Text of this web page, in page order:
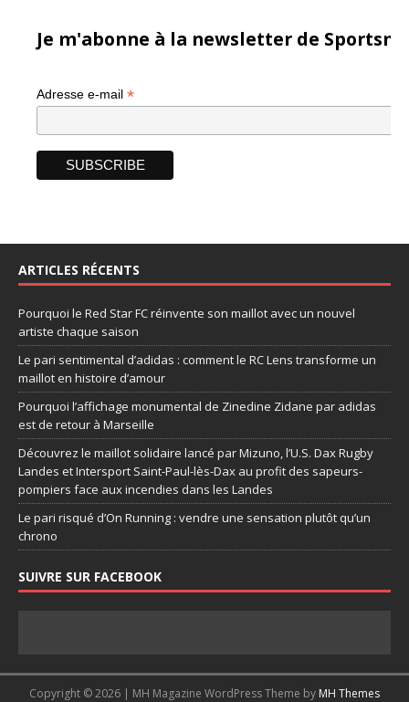
Je m'abonne à la newsletter de
Adresse e-mail *
ARTICLES RÉCENTS
Pourquoi le Red Star FC réinvente son maillot avec un nouvel
artiste chaque saison
Le pari sentimental d’adidas : comment le RC Lens transforme un
maillot en histoire d’amour
Pourquoi l’affichage monumental de Zinedine Zidane par adidas
est de retour à Marseille
Découvrez le maillot solidaire lancé par Mizuno, l’U.S. Dax Rugby
Landes et Intersport Saint-Paul-lès-Dax au profit des sapeurs-
pompiers face aux incendies dans les Landes
Le pari risqué d’On Running : vendre une sensation plutôt qu’un
chrono
SUIVRE SUR FACEBOOK
Copyright © 2026 | MH Magazine WordPress Theme by MH Themes